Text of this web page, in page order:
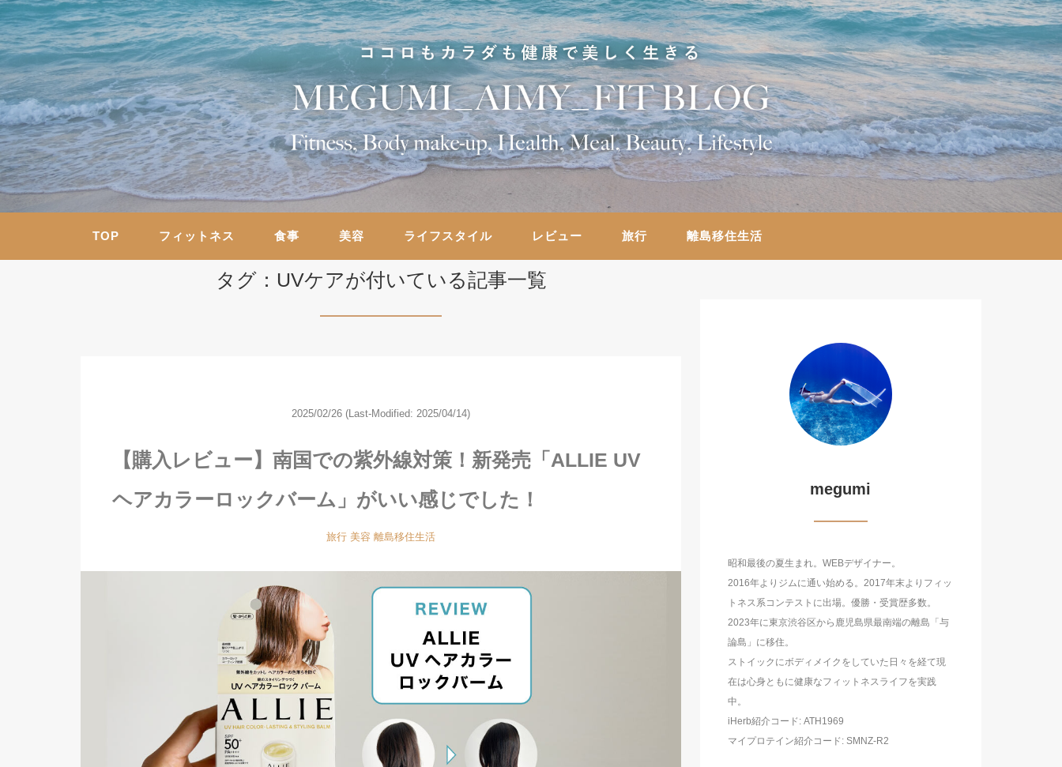
TOP フィットネス 食事 美容 ライフスタイル レビュー 旅行 離島移住生活
タグ：UVケアが付いている記事一覧
2025/02/26 (Last-Modified: 2025/04/14)
【購入レビュー】南国での紫外線対策！新発売「ALLIE UV
ヘアカラーロックバーム」がいい感じでした！
旅行 美容 離島移住生活
megumi
昭和最後の夏生まれ。WEBデザイナー。
2016年よりジムに通い始める。2017年末よりフィッ
トネス系コンテストに出場。優勝・受賞歴多数。
2023年に東京渋谷区から鹿児島県最南端の離島「与
論島」に移住。
ストイックにボディメイクをしていた日々を経て現
在は心身ともに健康なフィットネスライフを実践
中。
iHerb紹介コード: ATH1969
マイプロテイン紹介コード: SMNZ-R2